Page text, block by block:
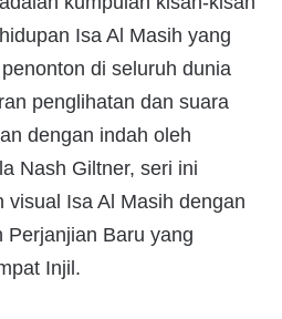
Isa Al Masih yang
di seluruh dunia
penglihatan dan suara
dengan indah oleh
Nash Giltner, seri ini
visual Isa Al Masih dengan
Perjanjian Baru yang
Injil.